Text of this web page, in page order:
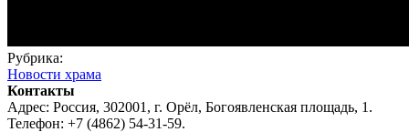
Рубрика:
Новости храма
Контакты
Адрес: Россия, 302001, г. Орёл, Богоявленская площадь, 1.
Телефон: +7 (4862) 54-31-59.